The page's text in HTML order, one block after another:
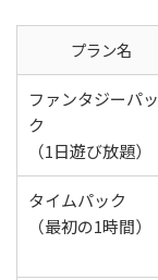
プラン名
ファンタジーパッ
ク
（1日遊び放題）
タイムパック
（最初の1時間）